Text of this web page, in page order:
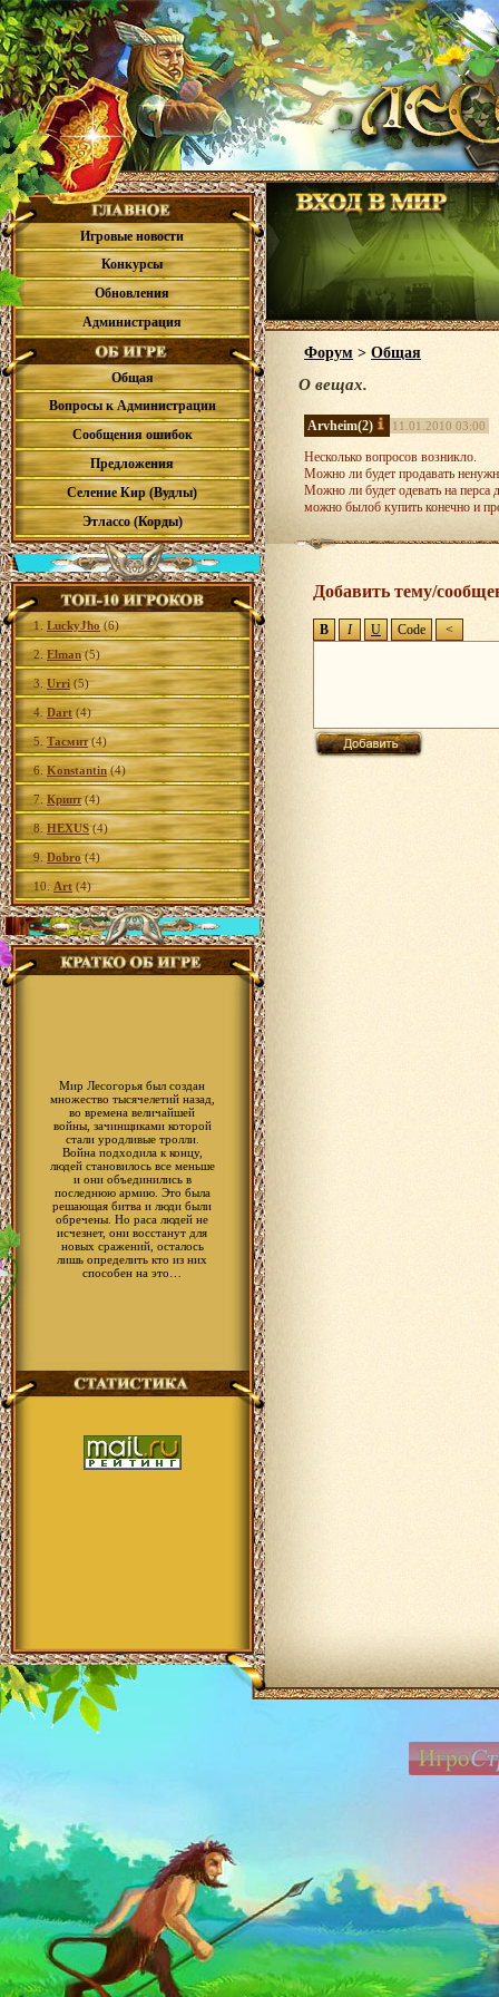
Игровые новости
Конкурсы
Обновления
Администрация
Общая
Вопросы к Администрации
Сообщения ошибок
Предложения
Селение Кир (Вудлы)
Этлассо (Корды)
1. LuckyJho (6)
2. Elman(5)
3. Urri (5)
4. Dart (4)
5. Тасмит(4)
6. Konstantin(4)
7. Крипт(4)
8. HEXUS(4)
9. Dobro(4)
10. Art (4)
Мир Лесогорья был создан
множество тысячелетий назад,
во времена величайшей
войны, зачинщиками которой
стали уродливые тролли.
Война подходила к концу,
людей становилось все меньше
и они объединились в
последнюю армию. Это была
решающая битва и люди были
обречены. Но раса людей не
исчезнет, они восстанут для
новых сражений, осталось
лишь определить кто из них
способен на это…
Форум > Общая
О вещах.
Arvheim(2) 11.01.2010 03:00
Несколько вопросов возникло.
Можно ли будет продавать
Можно ли будет одевать на
можно былоб купить конечно и
Добавить тему/